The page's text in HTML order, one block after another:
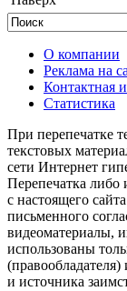
О компании
Реклама на
Контактная
Статистика
При перепечатке
текстовых
сети Интернет
Перепечатка либо
с настоящего
письменного
видеоматериалы,
использованы
и источника